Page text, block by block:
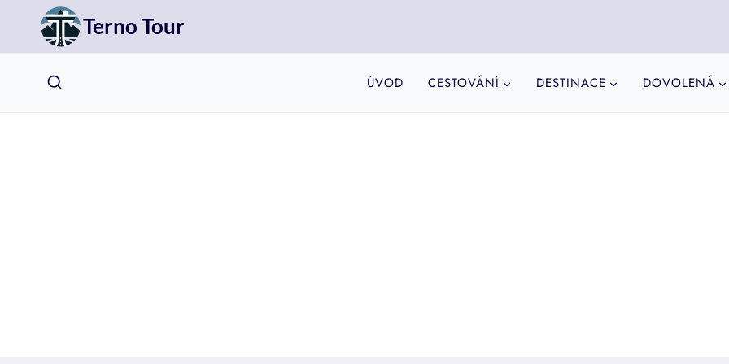
Přeskočit
obsah
Terno Tour
ÚVOD CESTOVÁNÍ DESTINACE DOVOLENÁ